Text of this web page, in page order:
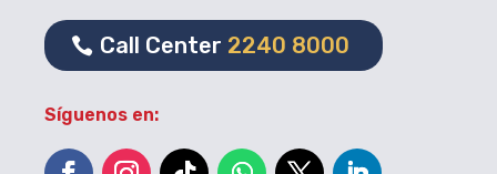
Call Center 2240 8000
Síguenos en: